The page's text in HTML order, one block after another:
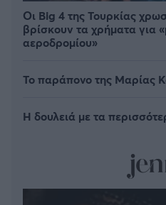
Οι Big 4 της Τουρκίας
βρίσκουν τα χρήματα για
αεροδρομίου»
Το παράπονο της Μαρίας
Η δουλειά με τα